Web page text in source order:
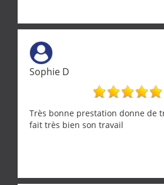
Sophie D
Très bonne prestation donne de
fait très bien son travail